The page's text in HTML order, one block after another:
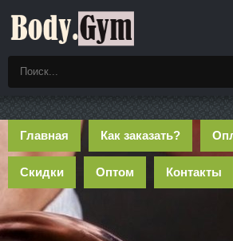
Главная Как заказать?
Скидки Оптом Контакты